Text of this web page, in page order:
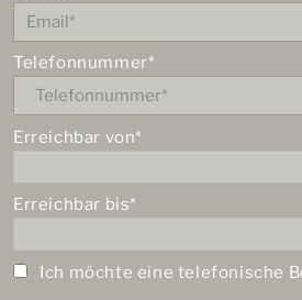
Telefonnummer*
Erreichbar von*
Erreichbar bis*
Ich möchte eine telefonische